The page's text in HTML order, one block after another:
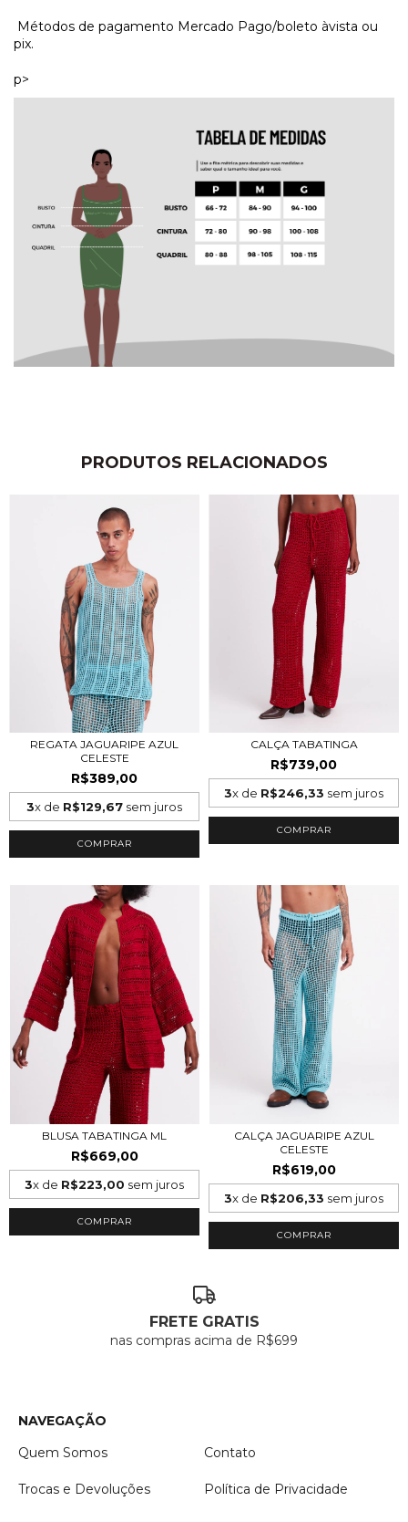
Métodos de pagamento Mercado Pago/boleto àvista ou
pix.
p>
PRODUTOS RELACIONADOS
REGATA JAGUARIPE AZUL
CELESTE
R$389,00
3x de R$129,67 sem juros
COMPRAR
CALÇA TABATINGA
R$739,00
3x de R$246,33 sem juros
COMPRAR
BLUSA TABATINGA ML
R$669,00
3x de R$223,00 sem juros
COMPRAR
CALÇA JAGUARIPE AZUL
CELESTE
R$619,00
3x de R$206,33 sem juros
COMPRAR
FRETE GRATIS
nas compras acima de R$699
NAVEGAÇÃO
Quem Somos
Contato
Trocas e Devoluções Política de Privacidade